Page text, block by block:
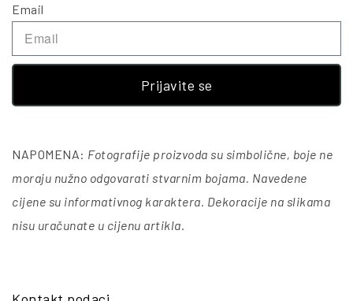
Email
Prijavite se
NAPOMENA: Fotografije proizvoda su simbolične, boje ne
moraju nužno odgovarati stvarnim bojama. Navedene
cijene su informativnog karaktera. Dekoracije na slikama
nisu uračunate u cijenu artikla.